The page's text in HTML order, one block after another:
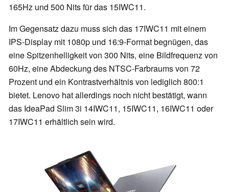
165Hz und 500 Nits für das 15IWC11.
Im Gegensatz dazu muss sich das 17IWC11 mit einem
IPS-Display mit 1080p und 16:9-Format begnügen, das
eine Spitzenhelligkeit von 300 Nits, eine Bildfrequenz von
60Hz, eine Abdeckung des NTSC-Farbraums von 72
Prozent und ein Kontrastverhältnis von lediglich 800:1
bietet. Lenovo hat allerdings noch nicht bestätigt, wann
das IdeaPad Slim 3i 14IWC11, 15IWC11, 16IWC11 oder
17IWC11 erhältlich sein wird.